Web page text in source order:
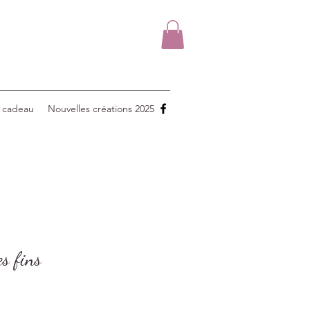
Nouvelles créations 2025
fins